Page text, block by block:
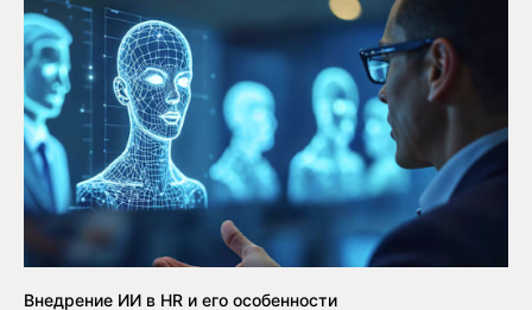
Внедрение ИИ в HR и его особенности